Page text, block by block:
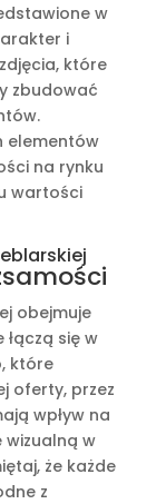
w
i
które
zbudować
elementów
na rynku
wartości
obejmuje
się w
które
oferty, przez
wpływ na
wizualną w
że każde
z